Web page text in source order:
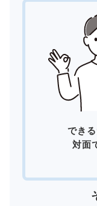
でき
対面